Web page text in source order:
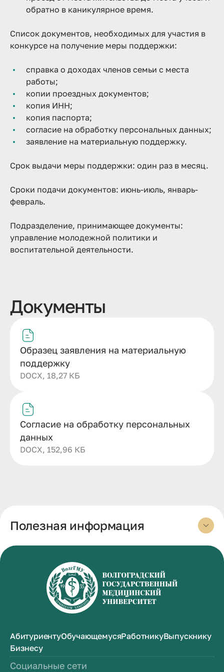
обратно в каникулярное время.
Список документов, необходимых для участия в
конкурсе на получение меры поддержки:
справка о доходах членов семьи с места
работы;
копии проездных документов;
копия ИНН;
копия паспорта;
согласие на обработку персональных данных;
заявление на материальную поддержку.
Срок выдачи меры поддержки: один раз в месяц.
Сроки подачи документов: июнь-июль, январь-
февраль.
Подразделение, принимающее документы:
управление молодежной политики и
воспитательной деятельности.
Документы
Образец заявления на материальную
поддержку
DOCX, 18,27 КБ
Согласие на обработку персональных
данных
DOCX, 152,96 КБ
Полезная информация
АбитуриентуОбучающемусяРаботникуВыпускнику
Бизнесу
Социальные сети